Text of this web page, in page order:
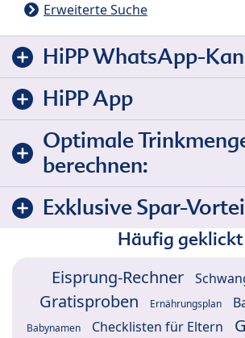
Erweiterte Suche
HiPP WhatsApp-
HiPP App
Optimale
berechnen:
Exklusive Spar-
Häufig geklickt
Eisprung-Rechner
Gratisproben Ernährungsplan
Babynamen Checklisten für Eltern